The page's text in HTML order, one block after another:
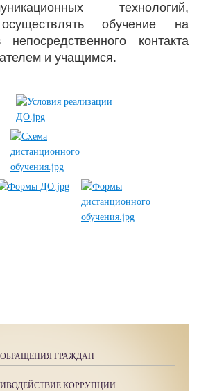
технологий,
обучение на
контакта
и учащимся.
ОБРАЩЕНИЯ ГРАЖДАН
КОРРУПЦИИ